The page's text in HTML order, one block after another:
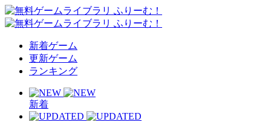
新着ゲーム
更新ゲーム
ランキング
新着